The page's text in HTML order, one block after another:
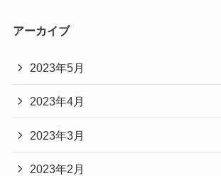
アーカイブ
2023年5月
2023年4月
2023年3月
2023年2月